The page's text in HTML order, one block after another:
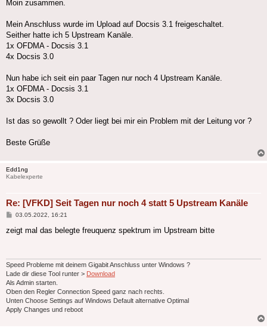
Moin zusammen.
Mein Anschluss wurde im Upload auf Docsis 3.1 freigeschaltet.
Seither hatte ich 5 Upstream Kanäle.
1x OFDMA - Docsis 3.1
4x Docsis 3.0
Nun habe ich seit ein paar Tagen nur noch 4 Upstream Kanäle.
1x OFDMA - Docsis 3.1
3x Docsis 3.0
Ist das so gewollt ? Oder liegt bei mir ein Problem mit der Leitung vor ?
Beste Grüße
Edd1ng
Kabelexperte
Re: [VFKD] Seit Tagen nur noch 4 statt 5 Upstream Kanäle
Beitrag
03.05.2022, 16:21
zeigt mal das belegte freuquenz spektrum im Upstream bitte
Speed Probleme mit deinem Gigabit Anschluss unter Windows ?
Lade dir diese Tool runter > Download
Als Admin starten.
Oben den Regler Connection Speed ganz nach rechts.
Unten Choose Settings auf Windows Default alternative Optimal
Apply Changes und reboot